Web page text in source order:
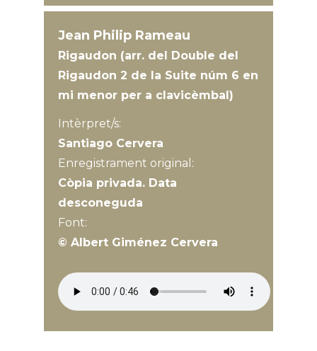
Jean Philip Rameau
Rigaudon (arr. del Double del
Rigaudon 2 de la Suite núm 6 en
mi menor per a clavicèmbal)
Intèrpret/s:
Santiago Cervera
Enregistrament original:
Còpia privada. Data
desconeguda
Font:
© Albert Giménez Cervera